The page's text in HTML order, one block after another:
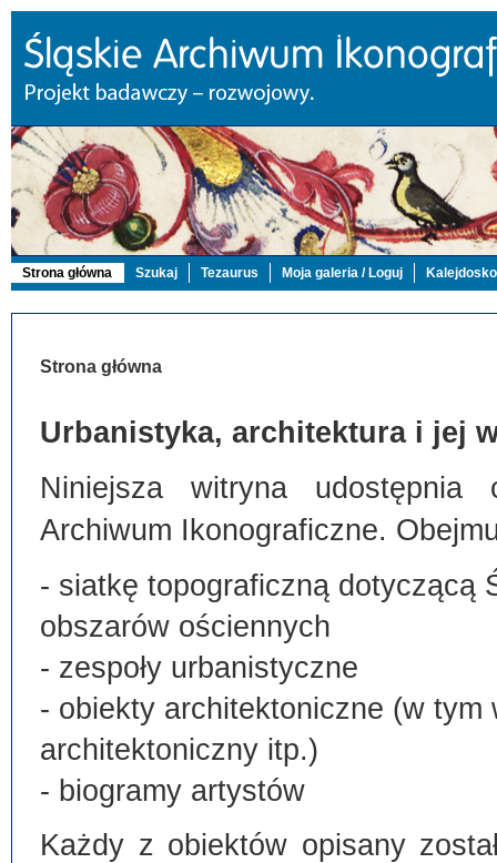
Strona główna Szukaj Tezaurus Moja galeria / Loguj
Strona główna
Urbanistyka, architektura i jej
Niniejsza witryna
Archiwum Ikonograficzne.
- siatkę topograficzną dotyczącą
obszarów ościennych
- zespoły urbanistyczne
- obiekty architektoniczne (w
architektoniczny itp.)
- biogramy artystów
Każdy z obiektów opisany